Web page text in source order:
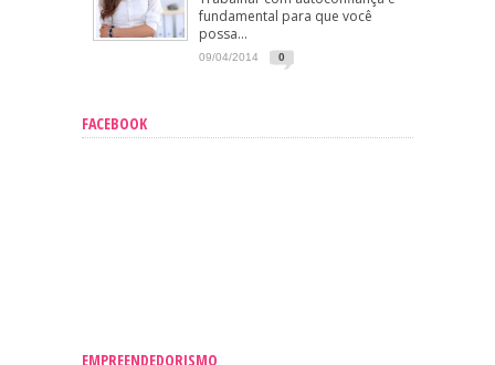
fundamental para que você
possa...
09/04/2014 0
FACEBOOK
EMPREENDEDORISMO